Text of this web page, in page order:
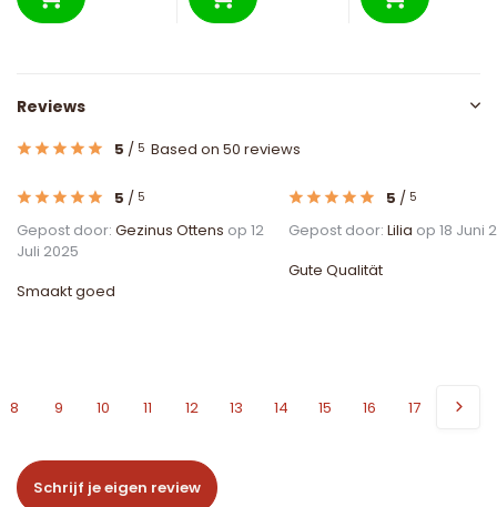
Reviews
5 / 5 Based on 50 reviews
5 / 5
Gepost door: Gezinus Ottens op 12
Juli 2025
Smaakt goed
5 / 5
Gepost door: Lilia op 18 Juni
Gute Qualität
8 9 10 11 12 13 14 15 16 17
Schrijf je eigen review